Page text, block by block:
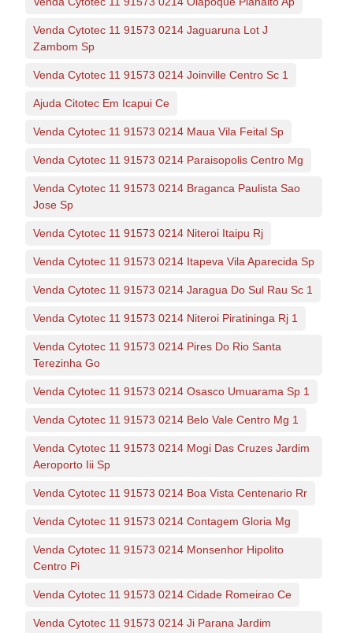
Venda Cytotec 11 91573 0214 Jaguaruna Lot J
Zambom Sp
Venda Cytotec 11 91573 0214 Joinville Centro Sc 1
Ajuda Citotec Em Icapui Ce
Venda Cytotec 11 91573 0214 Maua Vila Feital Sp
Venda Cytotec 11 91573 0214 Paraisopolis Centro Mg
Venda Cytotec 11 91573 0214 Braganca Paulista Sao
Jose Sp
Venda Cytotec 11 91573 0214 Niteroi Itaipu Rj
Venda Cytotec 11 91573 0214 Itapeva Vila Aparecida Sp
Venda Cytotec 11 91573 0214 Jaragua Do Sul Rau Sc 1
Venda Cytotec 11 91573 0214 Niteroi Piratininga Rj 1
Venda Cytotec 11 91573 0214 Pires Do Rio Santa
Terezinha Go
Venda Cytotec 11 91573 0214 Osasco Umuarama Sp 1
Venda Cytotec 11 91573 0214 Belo Vale Centro Mg 1
Venda Cytotec 11 91573 0214 Mogi Das Cruzes Jardim
Aeroporto Iii Sp
Venda Cytotec 11 91573 0214 Boa Vista Centenario Rr
Venda Cytotec 11 91573 0214 Contagem Gloria Mg
Venda Cytotec 11 91573 0214 Monsenhor Hipolito
Centro Pi
Venda Cytotec 11 91573 0214 Cidade Romeirao Ce
Venda Cytotec 11 91573 0214 Ji Parana Jardim